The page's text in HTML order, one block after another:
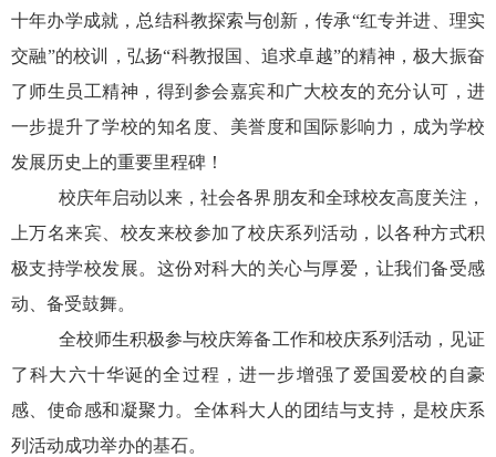
十年办学成就，总结科教探索与创新，传承“红专并进、理实
交融”的校训，弘扬“科教报国、追求卓越”的精神，极大振奋
了师生员工精神，得到参会嘉宾和广大校友的充分认可，进
一步提升了学校的知名度、美誉度和国际影响力，成为学校
发展历史上的重要里程碑！
校庆年启动以来，社会各界朋友和全球校友高度关注，
上万名来宾、校友来校参加了校庆系列活动，以各种方式积
极支持学校发展。这份对科大的关心与厚爱，让我们备受感
动、备受鼓舞。
全校师生积极参与校庆筹备工作和校庆系列活动，见证
了科大六十华诞的全过程，进一步增强了爱国爱校的自豪
感、使命感和凝聚力。全体科大人的团结与支持，是校庆系
列活动成功举办的基石。